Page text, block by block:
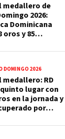
medallero de
2026:
Dominicana
oros y 85
DOMINGO 2026
medallero: RD
lugar con
en la jornada y
por